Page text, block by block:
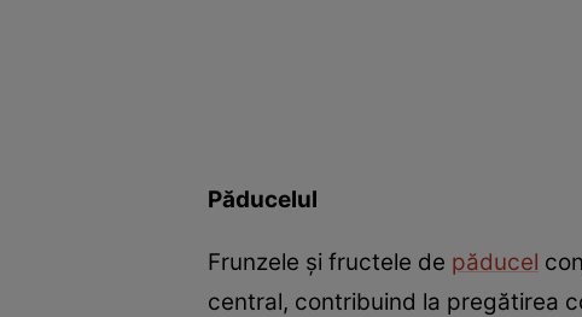
Păducelul
Frunzele şi fructele de păducel
central, contribuind la pregătirea